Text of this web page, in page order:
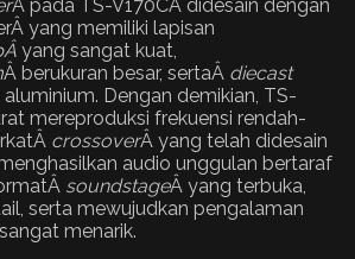
Â pada TS-V170CÂ didesain dengan
yang memiliki lapisan
yang sangat kuat,
Â berukuran besar, sertaÂ diecast
aluminium. Dengan demikian, TS-
mereproduksi frekuensi rendah-
crossoverÂ yang telah didesain
audio unggulan bertaraf
soundstageÂ yang terbuka,
serta mewujudkan pengalaman
menarik.